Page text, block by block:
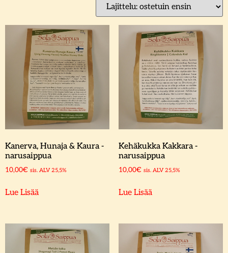
Kanerva, Hunaja & Kaura -
narusaippua
10,00€ sis. ALV 25,5%
Lue Lisää
Kehäkukka Kakkara -
narusaippua
10,00€ sis. ALV 25,5%
Lue Lisää